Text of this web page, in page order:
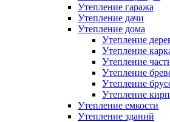
Утепление гаража
Утепление дачи
Утепление дома
Утепление
Утепление
Утепление
Утепление
Утепление
Утепление
Утепление емкости
Утепление зданий